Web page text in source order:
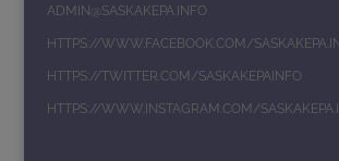
ADMIN@SASKAKEPA.INFO
HTTPS://WWW.FACEBOOK.COM/
HTTPS://TWITTER.COM/SASKAKEPAINFO
HTTPS://WWW.INSTAGRAM.COM/